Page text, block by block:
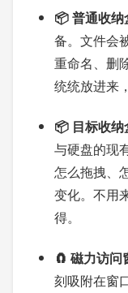
📦 普通收纳
备。文件会
重命名、删
统统放进来
📦 目标收纳
与硬盘的现
怎么拖拽、
变化。不用
得。
🧲 磁力访问
刻吸附在窗